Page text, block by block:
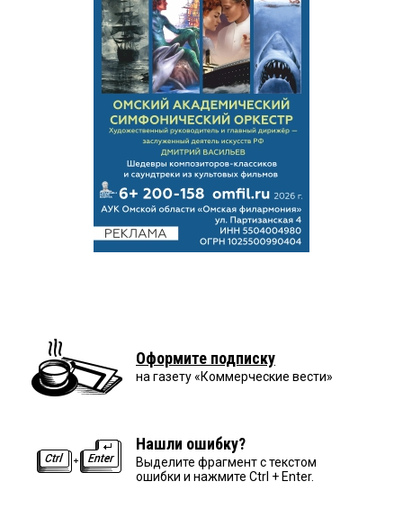
Оформите подписку
на газету «Коммерческие вести»
Нашли ошибку?
Выделите фрагмент с текстом
ошибки и нажмите Ctrl + Enter.